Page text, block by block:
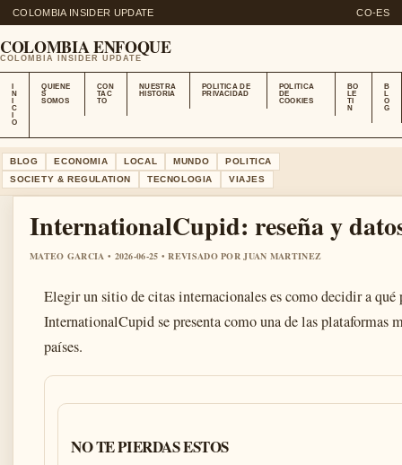
COLOMBIA INSIDER UPDATE CO-ES
COLOMBIA ENFOQUE
COLOMBIA INSIDER UPDATE
N
C
O
QUIENE
S
SOMOS
CON
TAC
TO
NUESTRA
HISTORIA
POLITICA DE
PRIVACIDAD
POLITICA
DE
COOKIES
BO
LE
TI
N
B
L
O
G
BLOG ECONOMIA LOCAL MUNDO
POLITICA
SOCIETY & REGULATION
TECNOLOGIA VIAJES
InternationalCupid: reseña y
MATEO GARCIA • 2026-06-25 • REVISADO POR JUAN MARTINEZ
Elegir un sitio de citas internacionales es como decidir a
InternationalCupid se presenta como una de las plataformas
países.
NO TE PIERDAS ESTOS